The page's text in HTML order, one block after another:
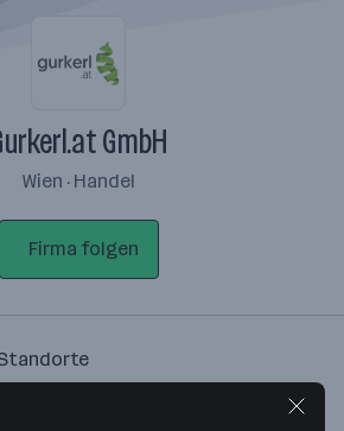
GmbH
Wien · Handel
Firma folgen